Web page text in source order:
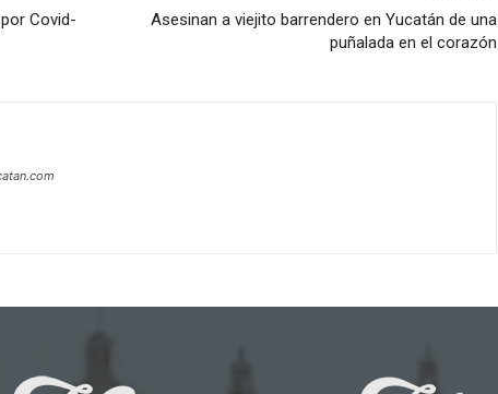
Covid-
Asesinan a viejito barrendero en Yucatán de una
puñalada en el corazón